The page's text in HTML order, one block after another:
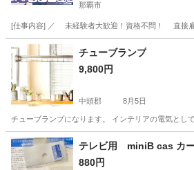
那覇市
[仕事内容] ／ 未経験者大歓迎！資格不問！ 直接雇
沖縄 那覇市
チューブランプ
9,800円
中頭郡 8月5日
チューブランプになります。 インテリアの電気とし
沖縄 中頭郡 その他
テレビ用 miniB cas カ
880円